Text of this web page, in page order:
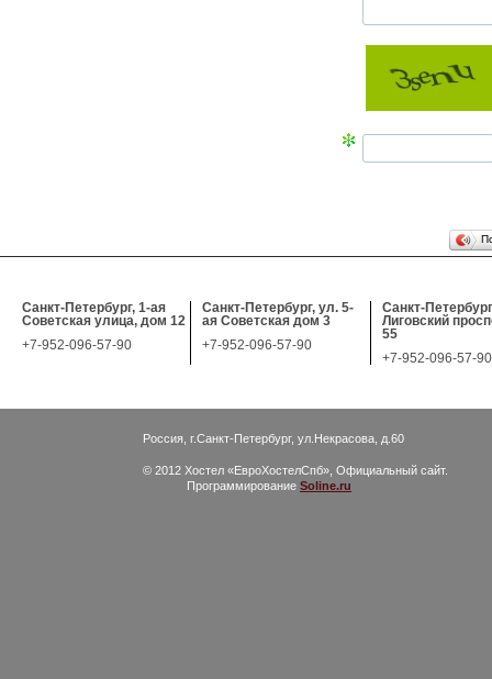
Санкт-Петербург, 1-ая
Советская улица, дом 12
+7-952-096-57-90
Санкт-Петербург, ул. 5-
ая Советская дом 3
+7-952-096-57-90
Санкт-
Лиговский
55
+7-952-096-57-90
Россия, г.Санкт-Петербург, ул.Некрасова, д.60
© 2012 Хостел «ЕвроХостелСпб», Официальный сайт.
Программирование Soline.ru